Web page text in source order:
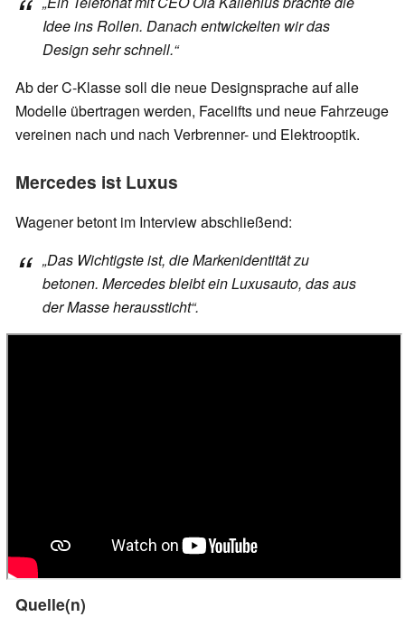
Idee ins Rollen. Danach entwickelten wir das
Design sehr schnell.“
Ab der C-Klasse soll die neue Designsprache auf alle
Modelle übertragen werden, Facelifts und neue Fahrzeuge
vereinen nach und nach Verbrenner- und Elektrooptik.
Mercedes ist Luxus
Wagener betont im Interview abschließend:
„Das Wichtigste ist, die Markenidentität zu
betonen. Mercedes bleibt ein Luxusauto, das aus
der Masse heraussticht“.
Quelle(n)